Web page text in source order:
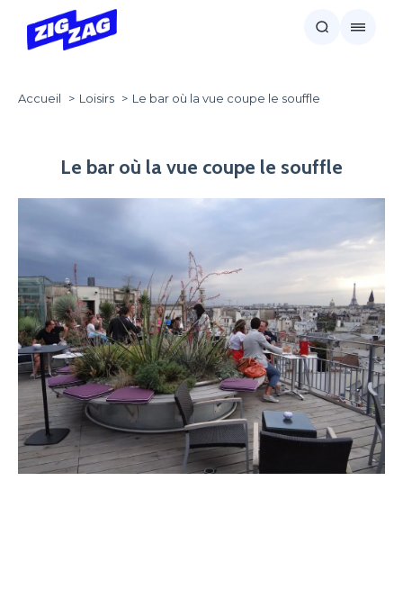
Accueil Loisirs Le bar où la vue coupe le souffle
Le bar où la vue coupe le souffle